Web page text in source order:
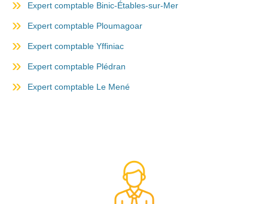
Expert comptable Binic-Étables-sur-Mer
Expert comptable Ploumagoar
Expert comptable Yffiniac
Expert comptable Plédran
Expert comptable Le Mené